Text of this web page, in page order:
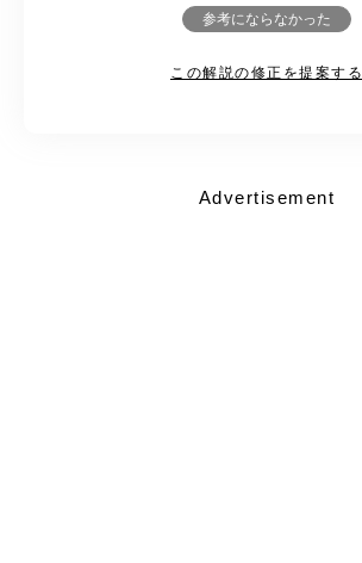
参考にならなかった
この解説の修正を提案する
Advertisement